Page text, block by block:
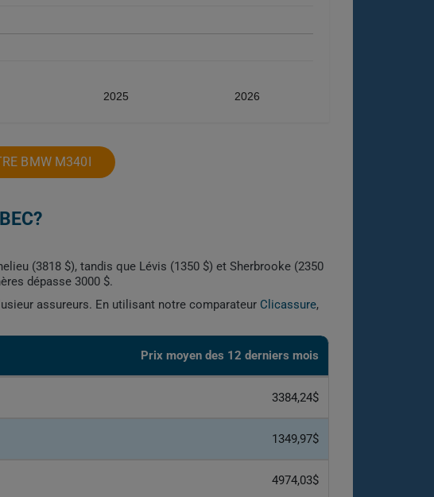
2025 2026
BMW M340I
(3818 $), tandis que Lévis (1350 $) et Sherbrooke (2350
dépasse 3000 $.
assureurs. En utilisant notre comparateur Clicassure,
Prix ​​moyen des 12 derniers mois
3384,24$
1349,97$
4974,03$